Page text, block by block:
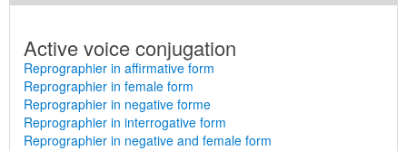
Active voice conjugation
Reprographier in affirmative form
Reprographier in female form
Reprographier in negative forme
Reprographier in interrogative form
Reprographier in negative and female form